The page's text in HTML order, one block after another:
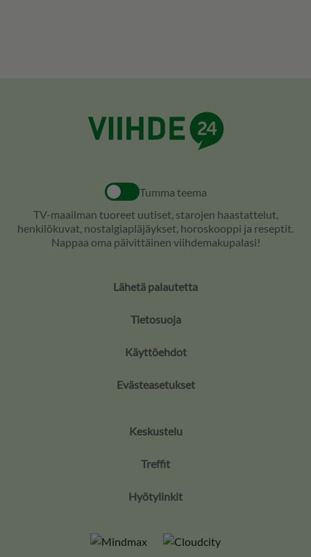
Tumma teema
TV-maailman tuoreet uutiset, starojen haastattelut,
henkilökuvat, nostalgiapläjäykset, horoskooppi ja reseptit.
Nappaa oma päivittäinen viihdemakupalasi!
Lähetä palautetta
Tietosuoja
Käyttöehdot
Evästeasetukset
Keskustelu
Treffit
Hyötylinkit